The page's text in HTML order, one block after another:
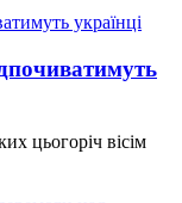
цьогоріч вісім